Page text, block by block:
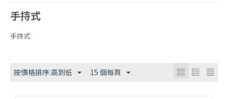
手持式
手持式
按價格排序:高到低 15 個每頁